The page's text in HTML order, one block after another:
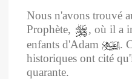
Nous n'avons trouvé
Prophète,
, où il a
enfants d'Adam
.
historiques ont cité
quarante.